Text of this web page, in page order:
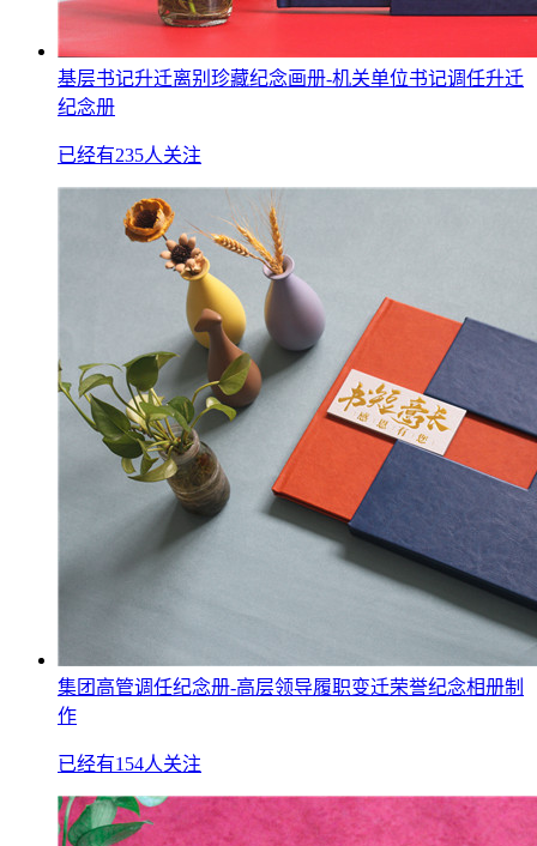
基层书记升迁离别珍藏纪念画册-机关单位书记调任升迁
纪念册
已经有235人关注
集团高管调任纪念册-高层领导履职变迁荣誉纪念相册制
作
已经有154人关注